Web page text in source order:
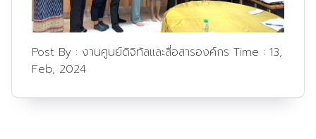
Post By : งานศูนย์ดิจิทัลและสื่อสารองค์กร Time : 13,
Feb, 2024